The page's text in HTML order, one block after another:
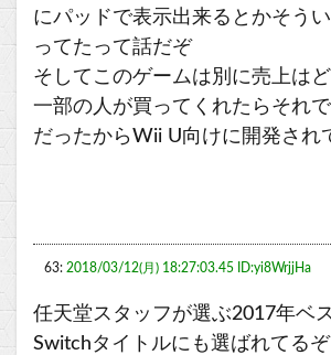
にパッドで表示出来るとかそう
ってたって話だぞ
そしてこのゲームは別に売上は
一部の人が買ってくれたらそれ
だったからWii U向けに開発され
63: 2018/03/12(月) 18:27:03.45 ID:yi8WrjjHa
任天堂スタッフが選ぶ2017年ベ
Switchタイトルにも選ばれてるぞ